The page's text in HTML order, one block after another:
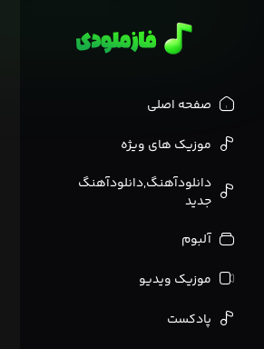
صفحه اصلی
موزیک های ویژه
دانلودآهنگ,دانلودآهنگ
جدید
آلبوم
موزیک ویدیو
پادکست